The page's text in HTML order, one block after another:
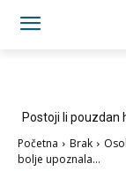
Postoji li pouzdan
Početna Brak
bolje upoznala...